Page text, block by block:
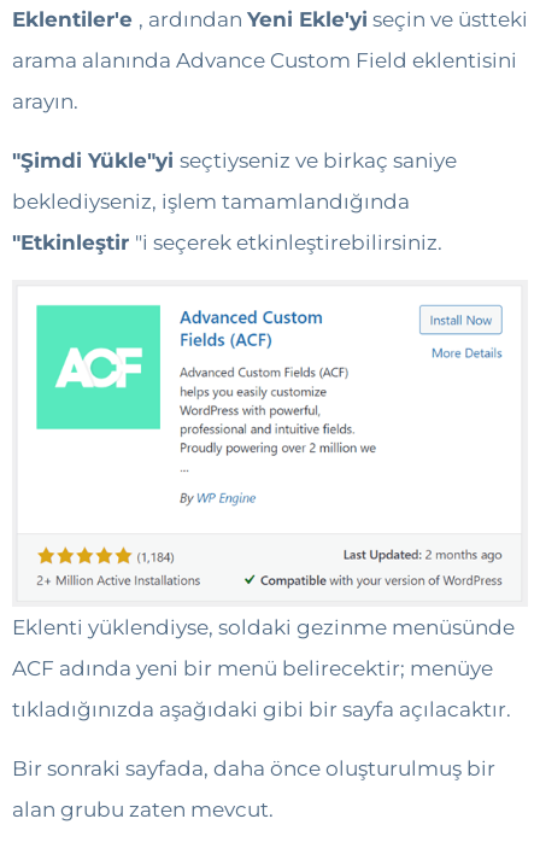
Eklentiler'e , ardından Yeni Ekle'yi seçin ve üstteki
arama alanında Advance Custom Field eklentisini
arayın.
"Şimdi Yükle"yi seçtiyseniz ve birkaç saniye
beklediyseniz, işlem tamamlandığında
"Etkinleştir "i seçerek etkinleştirebilirsiniz.
Eklenti yüklendiyse, soldaki gezinme menüsünde
ACF adında yeni bir menü belirecektir; menüye
tıkladığınızda aşağıdaki gibi bir sayfa açılacaktır.
Bir sonraki sayfada, daha önce oluşturulmuş bir
alan grubu zaten mevcut.